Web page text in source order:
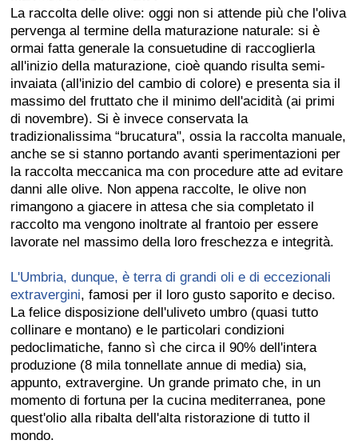
La raccolta delle olive: oggi non si attende più che l'oliva
pervenga al termine della maturazione naturale: si è
ormai fatta generale la consuetudine di raccoglierla
all'inizio della maturazione, cioè quando risulta semi-
invaiata (all'inizio del cambio di colore) e presenta sia il
massimo del fruttato che il minimo dell'acidità (ai primi
di novembre). Si è invece conservata la
tradizionalissima “brucatura", ossia la raccolta manuale,
anche se si stanno portando avanti sperimentazioni per
la raccolta meccanica ma con procedure atte ad evitare
danni alle olive. Non appena raccolte, le olive non
rimangono a giacere in attesa che sia completato il
raccolto ma vengono inoltrate al frantoio per essere
lavorate nel massimo della loro freschezza e integrità.
L'Umbria, dunque, è terra di grandi oli e di eccezionali
extravergini, famosi per il loro gusto saporito e deciso.
La felice disposizione dell'uliveto umbro (quasi tutto
collinare e montano) e le particolari condizioni
pedoclimatiche, fanno sì che circa il 90% dell'intera
produzione (8 mila tonnellate annue di media) sia,
appunto, extravergine. Un grande primato che, in un
momento di fortuna per la cucina mediterranea, pone
quest'olio alla ribalta dell'alta ristorazione di tutto il
mondo.